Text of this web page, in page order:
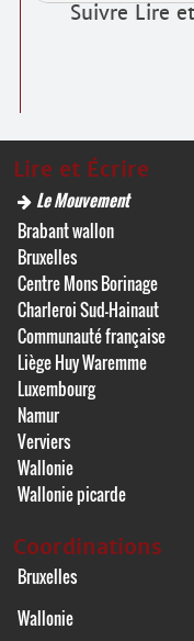
Suivre Lire
Lire et Écrire
Le Mouvement
Brabant wallon
Bruxelles
Centre Mons Borinage
Charleroi Sud-Hainaut
Communauté française
Liège Huy Waremme
Luxembourg
Namur
Verviers
Wallonie
Wallonie picarde
Coordinations
Bruxelles
Wallonie